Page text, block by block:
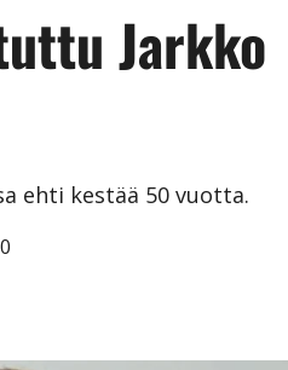
Jarkko
ehti kestää 50 vuotta.
0